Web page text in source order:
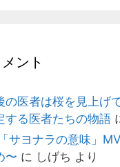
ント
の医者は桜を見上げ
する医者たちの物語
サヨナラの意味」
〜 に しげち より